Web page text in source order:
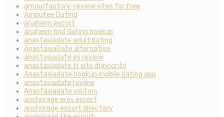
amourfactory-review sites for free
Amputee Dating
anaheim escort
anaheim find dating hookup
anastasiadate adult dating
AnastasiaDate alternative
anastasiadate es review
anastasiadate fr sito di incontri
Anastasiadate hookup mobile dating app
anastasiadate review
Anastasiadate visitors
anchorage eros escort
anchorage escort directory